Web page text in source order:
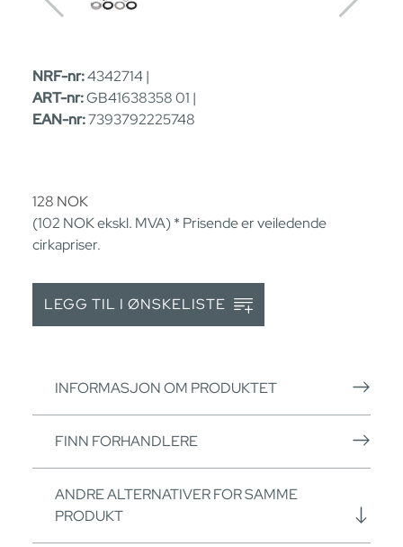
NRF-nr:4342714 |
ART-nr:GB41638358 01 |
EAN-nr:7393792225748
128 NOK
(102 NOKekskl. MVA) * Prisende er veiledende
cirkapriser.
LEGG TIL I ØNSKELISTE
INFORMASJON OM PRODUKTET
FINN FORHANDLERE
ANDRE ALTERNATIVER FOR SAMME
PRODUKT